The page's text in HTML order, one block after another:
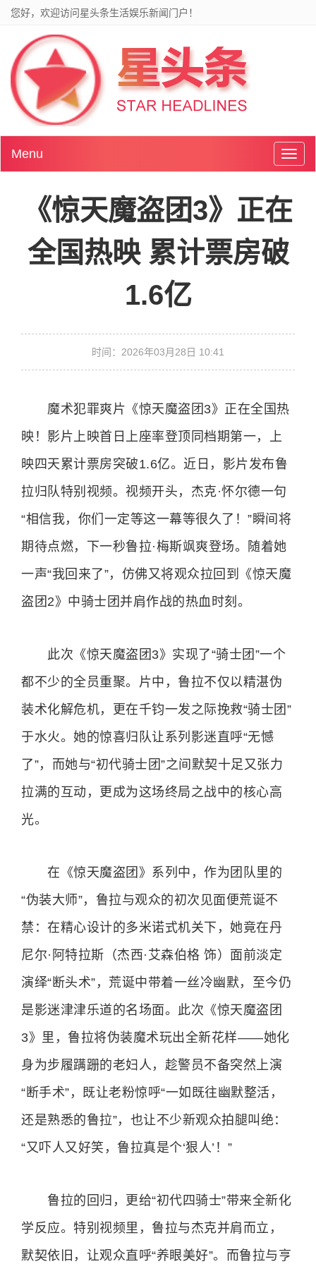
您好，欢迎访问星头条生活娱乐新闻门户！
Menu
《惊天魔盗团3》正在
全国热映 累计票房破
1.6亿
时间：2026年03月28日 10:41
魔术犯罪爽片《惊天魔盗团3》正在全国热
映！影片上映首日上座率登顶同档期第一，上
映四天累计票房突破1.6亿。近日，影片发布鲁
拉归队特别视频。视频开头，杰克·怀尔德一句
“相信我，你们一定等这一幕等很久了！”瞬间将
期待点燃，下一秒鲁拉·梅斯飒爽登场。随着她
一声“我回来了”，仿佛又将观众拉回到《惊天魔
盗团2》中骑士团并肩作战的热血时刻。
此次《惊天魔盗团3》实现了“骑士团”一个
都不少的全员重聚。片中，鲁拉不仅以精湛伪
装术化解危机，更在千钧一发之际挽救“骑士团”
于水火。她的惊喜归队让系列影迷直呼“无憾
了”，而她与“初代骑士团”之间默契十足又张力
拉满的互动，更成为这场终局之战中的核心高
光。
在《惊天魔盗团》系列中，作为团队里的
“伪装大师”，鲁拉与观众的初次见面便荒诞不
禁：在精心设计的多米诺式机关下，她竟在丹
尼尔·阿特拉斯（杰西·艾森伯格 饰）面前淡定
演绎“断头术”，荒诞中带着一丝冷幽默，至今仍
是影迷津津乐道的名场面。此次《惊天魔盗团
3》里，鲁拉将伪装魔术玩出全新花样——她化
身为步履蹒跚的老妇人，趁警员不备突然上演
“断手术”，既让老粉惊呼“一如既往幽默整活，
还是熟悉的鲁拉”，也让不少新观众拍腿叫绝：
“又吓人又好笑，鲁拉真是个‘狠人’！”
鲁拉的回归，更给“初代四骑士”带来全新化
学反应。特别视频里，鲁拉与杰克并肩而立，
默契依旧，让观众直呼“养眼美好”。而鲁拉与亨